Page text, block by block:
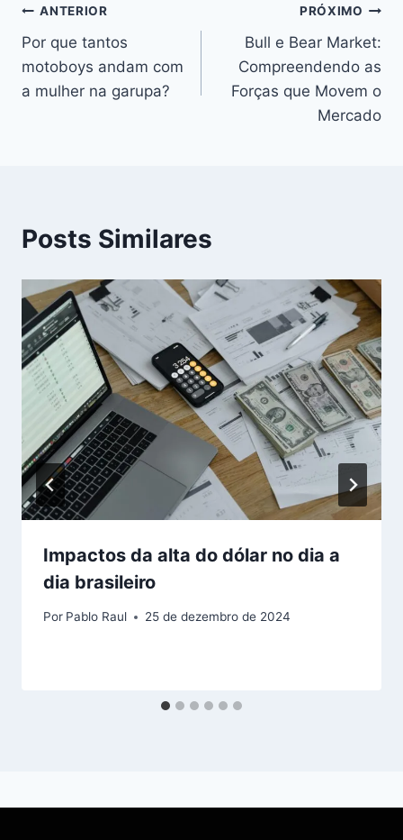
Navegação
de
Post
ANTERIOR
Por que tantos
motoboys andam com
a mulher na garupa?
PRÓXIMO
Bull e Bear Market:
Compreendendo as
Forças que Movem o
Mercado
Posts Similares
Impactos da alta do dólar no dia a
dia brasileiro
Por Pablo Raul 25 de dezembro de 2024